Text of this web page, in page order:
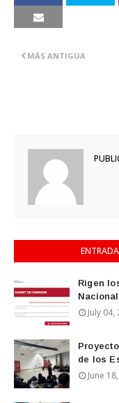
MÁS ANTIGUA
Rigen
July 04,
de los
June